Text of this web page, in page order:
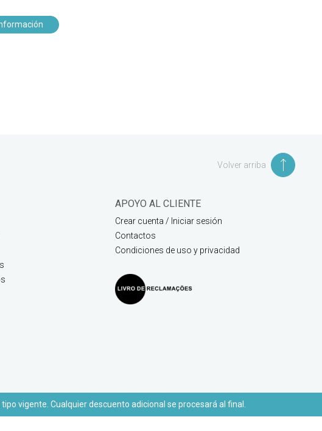
Volver arriba
APOYO AL CLIENTE
Crear cuenta / Iniciar sesión
Contactos
Condiciones de uso y privacidad
vigente. Cualquier descuento adicional se procesará al final.